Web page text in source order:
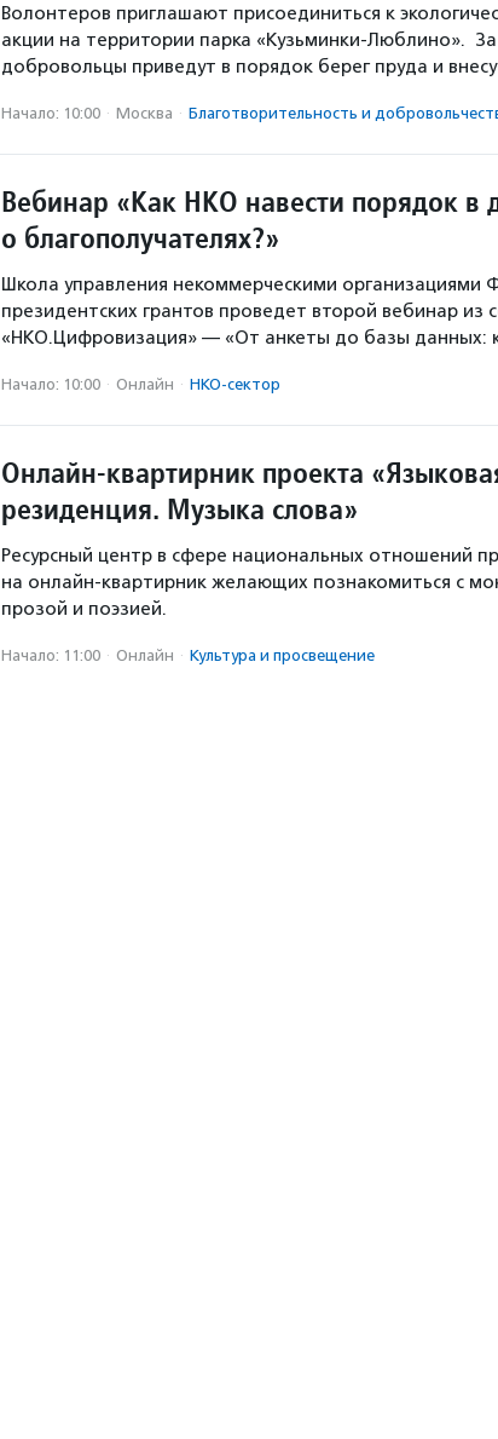
Волонтеров приглашают присоединиться к
акции на территории парка «Кузьминки-Люблино». За
добровольцы приведут в порядок берег пруда и
Начало: 10:00 · Москва · Благотвори­тель­ность и
Вебинар «Как НКО навести порядок в
о благополучателях?»
Школа управления некоммерческими организациями
президентских грантов проведет второй вебинар из
«НКО.Цифровизация» — «От анкеты до базы данных:
Начало: 10:00 · Онлайн · НКО-сектор
Онлайн-квартирник проекта
резиденция. Музыка слова»
Ресурсный центр в сфере национальных отношений
на онлайн-квартирник желающих познакомиться с
прозой и поэзией.
Начало: 11:00 · Онлайн · Культура и просвещение